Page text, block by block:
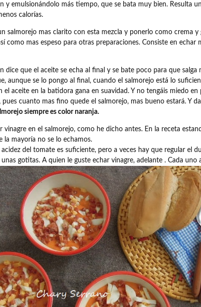
y emulsionándolo más tiempo, que se bata muy bien. Resulta
calorías.
salmorejo mas clarito con esta mezcla y ponerlo como crema y
como mas espeso para otras preparaciones. Consiste en echar
dice que el aceite se echa al final y se bate poco para que salga
aunque se lo pongo al final, cuando el salmorejo está lo
el aceite en la batidora gana en suavidad. Y no tengáis miedo en
cuanto mas fino quede el salmorejo, mas bueno estará. Y
siempre es color naranja.
vinagre en el salmorejo, como he dicho antes. En la receta
la mayoría no se lo echamos.
del tomate es suficiente, pero a veces hay que regular el
gotitas. A quien le guste echar vinagre, adelante . Cada uno